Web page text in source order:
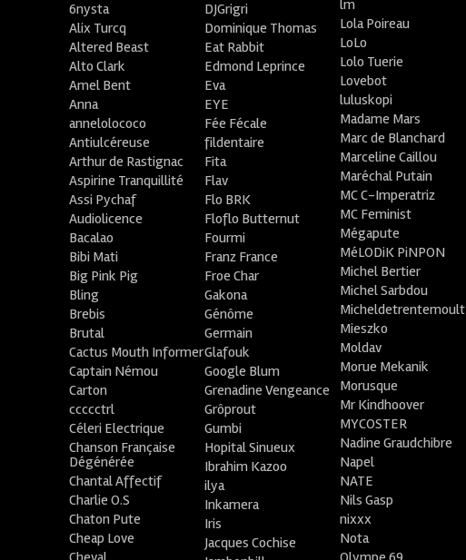
6nysta
Alix Turcq
Altered Beast
Alto Clark
Amel Bent
Anna
annelolococo
Antiulcéreuse
Arthur de Rastignac
Aspirine Tranquillité
Assi Pychaf
Audiolicence
Bacalao
Bibi Mati
Big Pink Pig
Bling
Brebis
Brutal
Cactus Mouth Informer
Captain Némou
Carton
ccccctrl
Céleri Electrique
Chanson Française
Dégénérée
Chantal Affectif
Charlie O.S
Chaton Pute
Cheap Love
DJGrigri
Dominique Thomas
Eat Rabbit
Edmond Leprince
Eva
EYE
Fée Fécale
fildentaire
Fita
Flav
Flo BRK
Floflo Butternut
Fourmi
Franz France
Froe Char
Gakona
Génôme
Germain
Glafouk
Google Blum
Grenadine Vengeance
Grôprout
Gumbi
Hopital Sinueux
Ibrahim Kazoo
ilya
Inkamera
Iris
Jacques Cochise
lm
Lola Poireau
LoLo
Lolo Tuerie
Lovebot
luluskopi
Madame Mars
Marc de Blanchard
Marceline Caillou
Maréchal Putain
MC C-Imperatriz
MC Feminist
Mégapute
MéLODiK PiNPON
Michel Bertier
Michel Sarbdou
Micheldetrentemoult
Mieszko
Moldav
Morue Mekanik
Morusque
Mr Kindhoover
MYCOSTER
Nadine Graudchibre
Napel
NATE
Nils Gasp
nixxx
Nota